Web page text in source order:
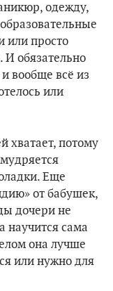
одежду,
или просто
И обязательно
вообще всё из
или
хватает, потому
Еще
от бабушек,
дочери не
научится сама
она лучше
или нужно для